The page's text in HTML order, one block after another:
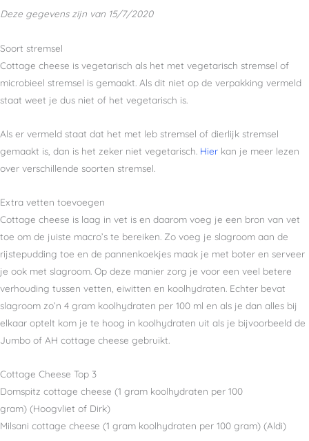
Deze gegevens zijn van 15/7/2020
Soort stremsel
Cottage cheese is vegetarisch als het met vegetarisch stremsel of
microbieel stremsel is gemaakt. Als dit niet op de verpakking vermeld
staat weet je dus niet of het vegetarisch is.
Als er vermeld staat dat het met leb stremsel of dierlijk stremsel
gemaakt is, dan is het zeker niet vegetarisch. Hier kan je meer lezen
over verschillende soorten stremsel.
Extra vetten toevoegen
Cottage cheese is laag in vet is en daarom voeg je een bron van vet
toe om de juiste macro’s te bereiken. Zo voeg je slagroom aan de
rijstepudding toe en de pannenkoekjes maak je met boter en serveer
je ook met slagroom. Op deze manier zorg je voor een veel betere
verhouding tussen vetten, eiwitten en koolhydraten. Echter bevat
slagroom zo’n 4 gram koolhydraten per 100 ml en als je dan alles bij
elkaar optelt kom je te hoog in koolhydraten uit als je bijvoorbeeld de
Jumbo of AH cottage cheese gebruikt.
Cottage Cheese Top 3
Domspitz cottage cheese (1 gram koolhydraten per 100
gram) (Hoogvliet of Dirk)
Milsani cottage cheese (1 gram koolhydraten per 100 gram) (Aldi)